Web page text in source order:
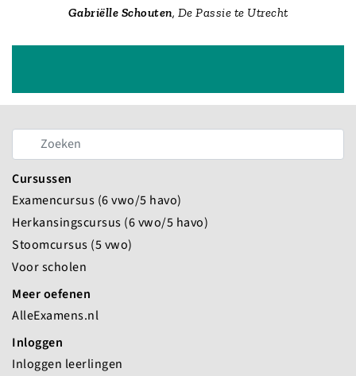
Gabriëlle Schouten, De Passie te Utrecht
Cursussen
Examencursus (6 vwo/5 havo)
Herkansingscursus (6 vwo/5 havo)
Stoomcursus (5 vwo)
Voor scholen
Meer oefenen
AlleExamens.nl
Inloggen
Inloggen leerlingen